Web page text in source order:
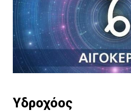
Υδροχόος